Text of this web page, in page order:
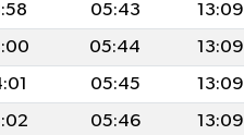
05:43 13:09
05:44 13:09
05:45 13:09
05:46 13:09